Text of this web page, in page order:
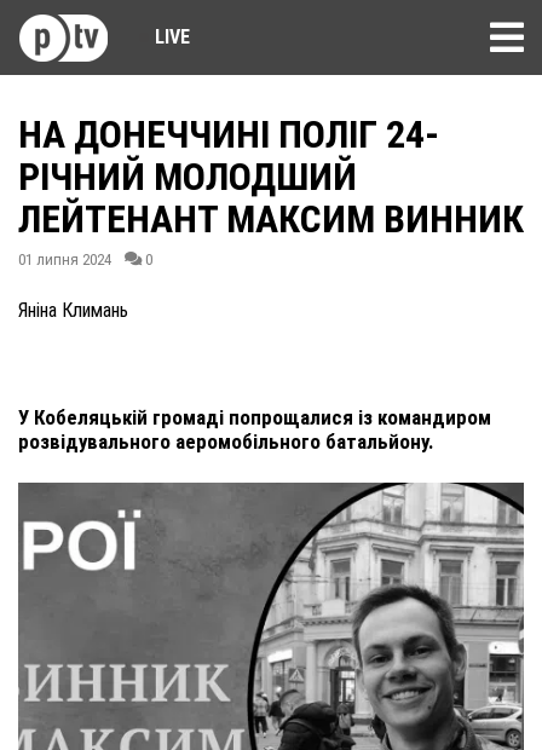
LIVE
НА ДОНЕЧЧИНІ ПОЛІГ 24-
РІЧНИЙ МОЛОДШИЙ
ЛЕЙТЕНАНТ МАКСИМ ВИННИК
01 липня 2024 0
Яніна Климань
У Кобеляцькій громаді попрощалися із командиром
розвідувального аеромобільного батальйону.